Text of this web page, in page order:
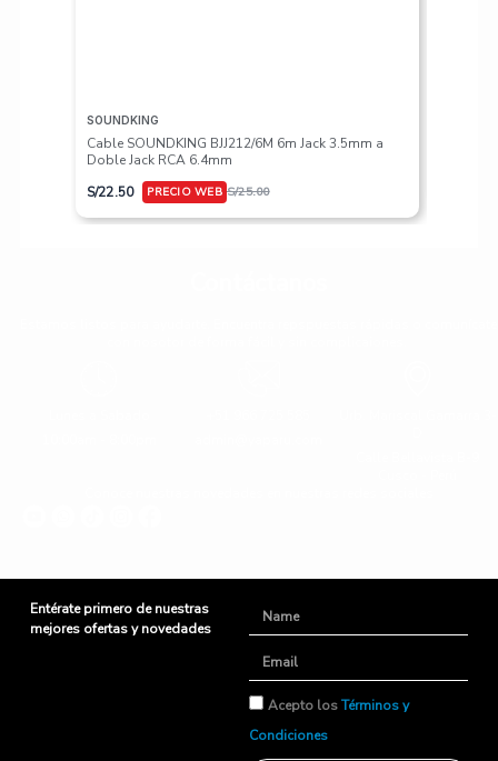
SOUNDKING
Cable SOUNDKING BJJ212/6M 6m Jack 3.5mm a
Doble Jack RCA 6.4mm
S/25.00
S/22.50
Entérate primero de nuestras
mejores ofertas y novedades
Name
Email
TyCAcepto losTérminos y
Condiciones